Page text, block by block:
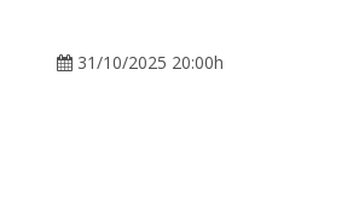
31/10/2025 20:00h